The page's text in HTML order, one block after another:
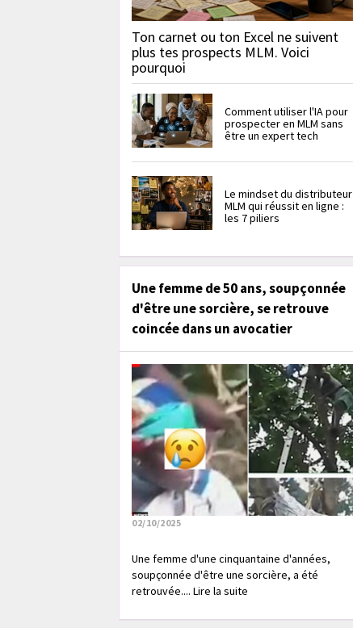
Ton carnet ou ton Excel ne suivent
plus tes prospects MLM. Voici
pourquoi
Comment utiliser l'IA pour
prospecter en MLM sans
être un expert tech
Le mindset du distributeur
MLM qui réussit en ligne :
les 7 piliers
Une femme de 50 ans, soupçonnée
d'être une sorcière, se retrouve
coincée dans un avocatier
02/10/2025
Une femme d'une cinquantaine d'années,
soupçonnée d'être une sorcière, a été
retrouvée.... Lire la suite